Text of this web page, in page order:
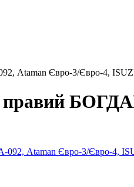
Ataman Євро-3/Євро-4,
правий